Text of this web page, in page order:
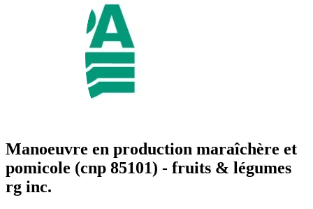
Manoeuvre en production maraîchère et
pomicole (cnp 85101) - fruits & légumes
rg inc.